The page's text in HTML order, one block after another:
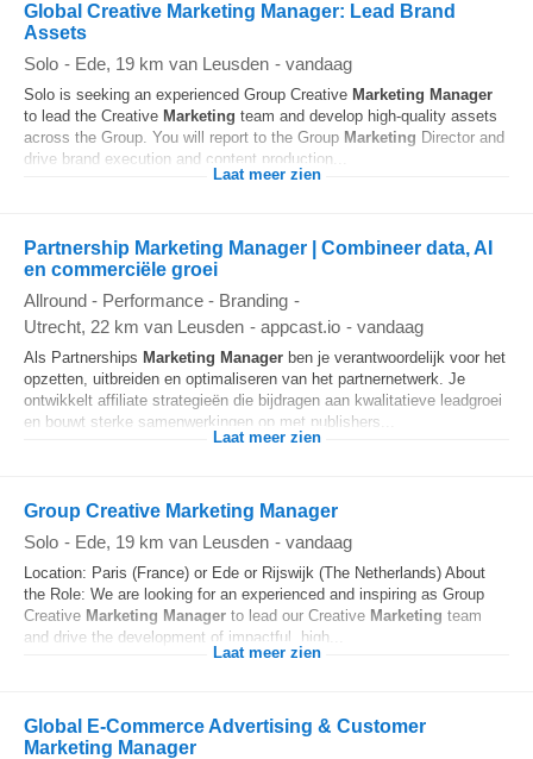
Global Creative Marketing Manager: Lead Brand
Assets
Solo - Ede, 19 km van Leusden - vandaag
Solo is seeking an experienced Group Creative Marketing Manager
to lead the Creative Marketing team and develop high-quality assets
across the Group. You will report to the Group Marketing Director and
drive brand execution and content production...
Laat meer zien
Partnership Marketing Manager | Combineer data, AI
en commerciële groei
Allround - Performance - Branding -
Utrecht, 22 km van Leusden - appcast.io - vandaag
Als Partnerships Marketing Manager ben je verantwoordelijk voor het
opzetten, uitbreiden en optimaliseren van het partnernetwerk. Je
ontwikkelt affiliate strategieën die bijdragen aan kwalitatieve leadgroei
en bouwt sterke samenwerkingen op met publishers...
Laat meer zien
Group Creative Marketing Manager
Solo - Ede, 19 km van Leusden - vandaag
Location: Paris (France) or Ede or Rijswijk (The Netherlands) About
the Role: We are looking for an experienced and inspiring as Group
Creative Marketing Manager to lead our Creative Marketing team
and drive the development of impactful, high...
Laat meer zien
Global E‐Commerce Advertising & Customer
Marketing Manager